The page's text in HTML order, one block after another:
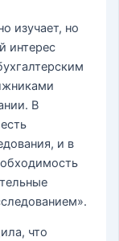
изучает, но
интерес
В
и в
что